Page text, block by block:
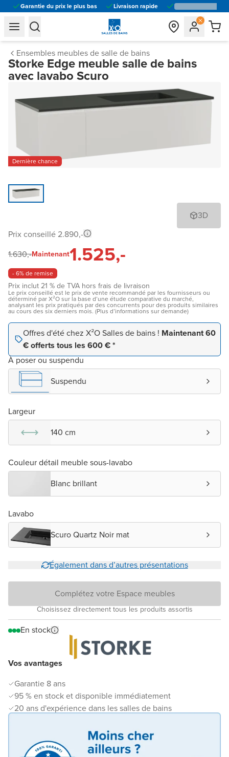
Garantie du prix le plus bas Livraison rapide
general.navigation.toggle_menu.label
general.navigation.toggle_menu.label
Ensembles meubles de salle de bains
Storke Edge meuble salle de bains
avec lavabo Scuro
Dernière chance
3D
Vos avantages
Garantie 8 ans
95 % en stock et disponible immédiatement
20 ans d'expérience dans les salles de bains
Prix conseillé 2.890,-
1.630,-Maintenant1.525,-
- 6% de remise
Prix inclut 21 % de TVA hors frais de livraison
Le prix conseillé est le prix de vente recommandé par les fournisseurs ou
déterminé par X²O sur la base d’une étude comparative du marché,
analysant les prix pratiqués par des concurrents pour des produits similaires
au cours des six derniers mois. (Plus d’informations sur demande)
Offres d'été chez X²O Salles de bains ! Maintenant 60
€ offerts tous les 600 € *
À poser ou suspendu
Suspendu
Largeur
140 cm
Couleur détail meuble sous-lavabo
Blanc brillant
Lavabo
Scuro Quartz Noir mat
Également dans d’autres présentations
Complétez votre Espace meubles
Choisissez directement tous les produits assortis
En stock